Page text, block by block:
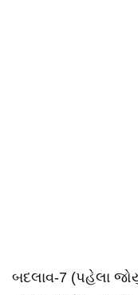
બદલાવ-7 (પહેલા